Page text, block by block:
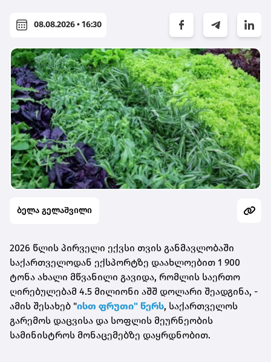
08.08.2026 • 16:30
ბელა გელაშვილი
2026 წლის პირველი ექვსი თვის განმავლობაში
საქართველოდან ექსპორტზე დაახლოებით 1 900
ტონა ახალი მწვანილი გავიდა, რომლის საერთო
ღირებულებამ 4.5 მილიონი აშშ დოლარი შეადგინა, -
ამის შესახებ "ისთ ფრუთი" წერს, საქართველოს
გარემოს დაცვისა და სოფლის მეურნეობის
სამინისტროს მონაცემებზე დაყრდნობით.